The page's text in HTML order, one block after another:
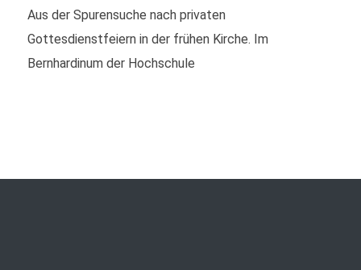
Aus der Spurensuche nach privaten
Gottesdienstfeiern in der frühen Kirche. Im
Bernhardinum der Hochschule